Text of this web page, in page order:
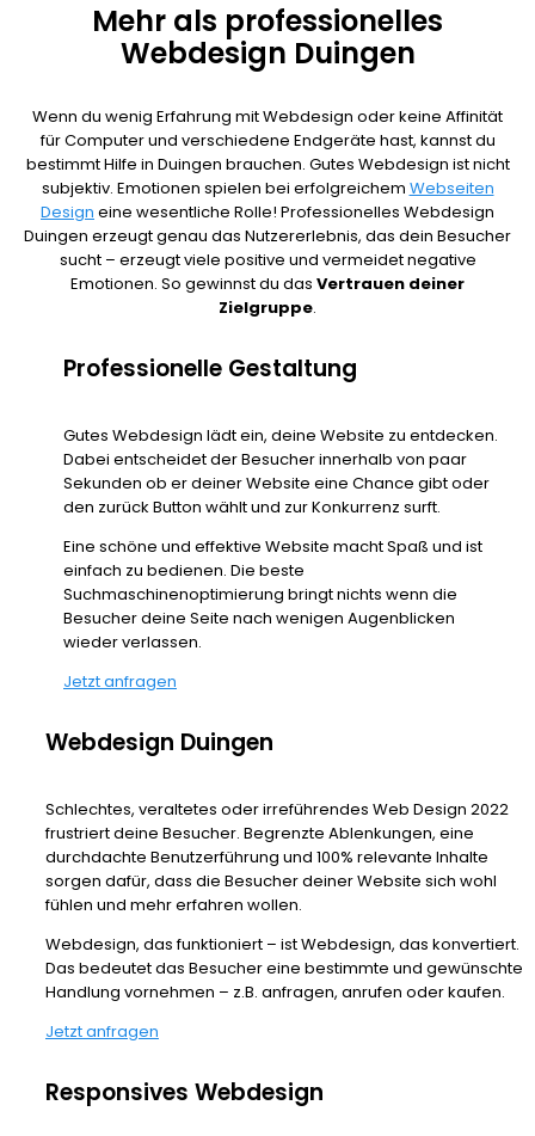
Mehr als professionelles
Webdesign Duingen
Wenn du wenig Erfahrung mit Webdesign oder keine Affinität
für Computer und verschiedene Endgeräte hast, kannst du
bestimmt Hilfe in Duingen brauchen. Gutes Webdesign ist nicht
subjektiv. Emotionen spielen bei erfolgreichem Webseiten
Design eine wesentliche Rolle! Professionelles Webdesign
Duingen erzeugt genau das Nutzererlebnis, das dein Besucher
sucht – erzeugt viele positive und vermeidet negative
Emotionen. So gewinnst du das Vertrauen deiner
Zielgruppe.
Professionelle Gestaltung
Gutes Webdesign lädt ein, deine Website zu entdecken.
Dabei entscheidet der Besucher innerhalb von paar
Sekunden ob er deiner Website eine Chance gibt oder
den zurück Button wählt und zur Konkurrenz surft.
Eine schöne und effektive Website macht Spaß und ist
einfach zu bedienen. Die beste
Suchmaschinenoptimierung bringt nichts wenn die
Besucher deine Seite nach wenigen Augenblicken
wieder verlassen.
Jetzt anfragen
Webdesign Duingen
Schlechtes, veraltetes oder irreführendes Web Design 2022
frustriert deine Besucher. Begrenzte Ablenkungen, eine
durchdachte Benutzerführung und 100% relevante Inhalte
sorgen dafür, dass die Besucher deiner Website sich wohl
fühlen und mehr erfahren wollen.
Webdesign, das funktioniert – ist Webdesign, das konvertiert.
Das bedeutet das Besucher eine bestimmte und gewünschte
Handlung vornehmen – z.B. anfragen, anrufen oder kaufen.
Jetzt anfragen
Responsives Webdesign